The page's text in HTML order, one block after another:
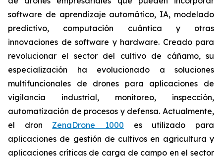
software de aprendizaje automático, IA, modelado
predictivo, computación cuántica y otras
innovaciones de software y hardware. Creado para
revolucionar el sector del cultivo de cáñamo, su
especialización ha evolucionado a soluciones
multifuncionales de drones para aplicaciones de
vigilancia industrial, monitoreo, inspección,
automatización de procesos y defensa. Actualmente,
el dron ZenaDrone 1000 es utilizado para
aplicaciones de gestión de cultivos en agricultura y
aplicaciones críticas de carga de campo en el sector